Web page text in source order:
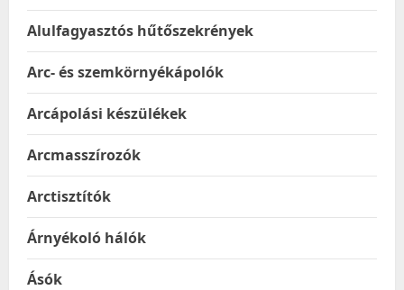
Alulfagyasztós hűtőszekrények
Arc- és szemkörnyékápolók
Arcápolási készülékek
Arcmasszírozók
Arctisztítók
Árnyékoló hálók
Ásók